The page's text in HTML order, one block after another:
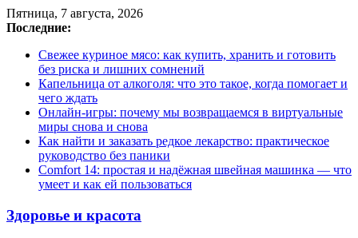
Пятница, 7 августа, 2026
Последние:
Свежее куриное мясо: как купить, хранить и готовить
без риска и лишних сомнений
Капельница от алкоголя: что это такое, когда помогает и
чего ждать
Онлайн-игры: почему мы возвращаемся в виртуальные
миры снова и снова
Как найти и заказать редкое лекарство: практическое
руководство без паники
Comfort 14: простая и надёжная швейная машинка — что
умеет и как ей пользоваться
Здоровье и красота